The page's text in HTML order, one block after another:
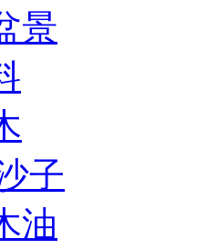
景
子
油